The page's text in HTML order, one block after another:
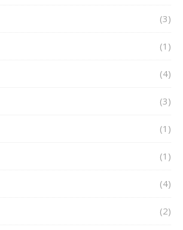
(3)
(1)
(4)
(3)
(1)
(1)
(4)
(2)